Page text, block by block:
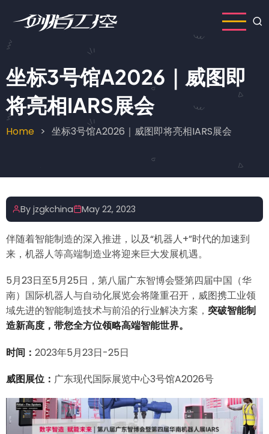
main
content
坐标3号馆A2026｜威图即
将亮相IARS展会
Breadcrumb
Home 坐标3号馆A2026｜威图即将亮相IARS展会
By jzgkchina May 22, 2023
伴随着智能制造的深入推进，以及“机器人+”时代的加速到
来，机器人等高端制造业将迎来巨大发展机遇。
5月23日至5月25日，第八届广东智博会暨第四届中国（华
南）国际机器人与自动化展览会将隆重召开，威图携工业领
域先进的智能制造技术与前沿的行业解决方案， 突破智能制
造新高度，带您全方位领略高端智能世界。
时间： 2023年5月23日-25日
威图展位： 广东现代国际展览中心3号馆A2026号